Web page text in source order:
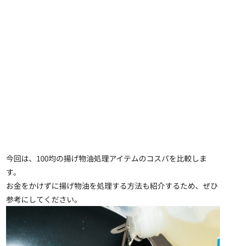
今回は、100均の揚げ物油処理アイテムのコスパを比較しま
す。
お金をかけずに揚げ物油を処理する方法も紹介するため、ぜひ
参考にしてください。